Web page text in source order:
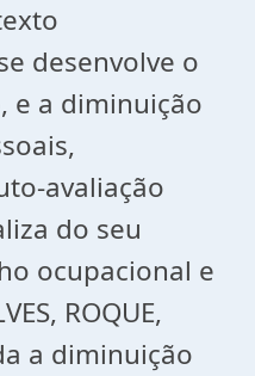
desenvolve o
e a diminuição
avaliação
do seu
ocupacional e
ROQUE,
a diminuição